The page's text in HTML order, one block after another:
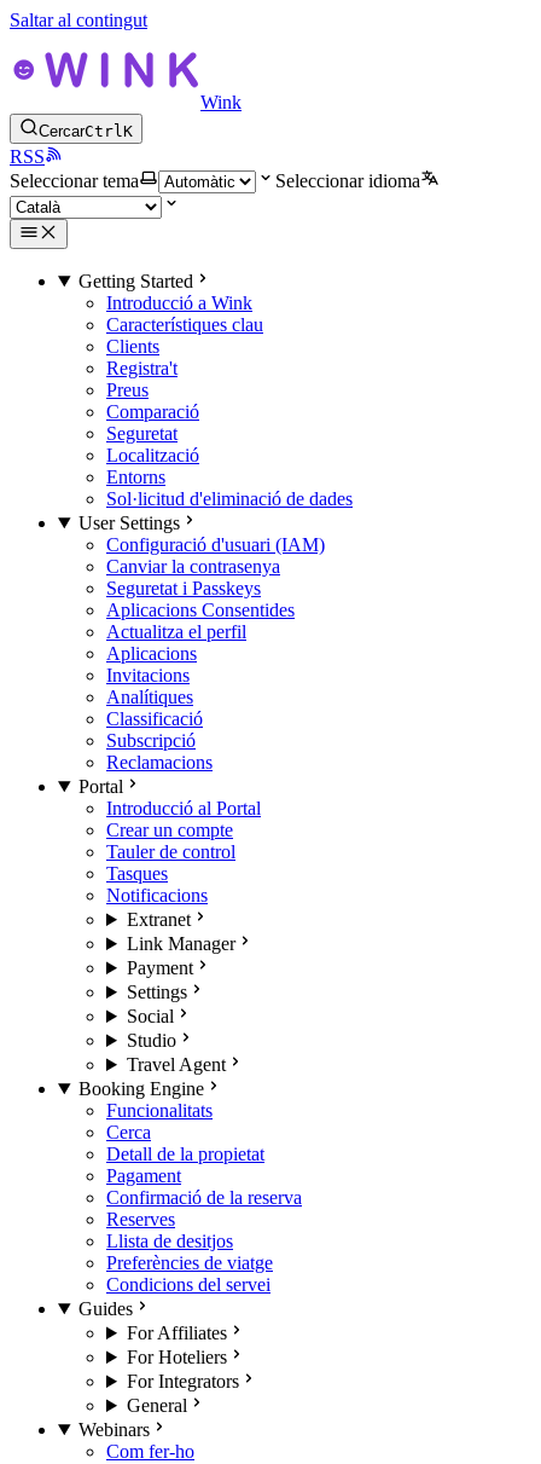
Saltar al contingut
Wink
CercarCtrlK
RSS
Seleccionar tema
Seleccionar idioma
Getting Started
Introducció a Wink
Característiques clau
Clients
Registra't
Preus
Comparació
Seguretat
Localització
Entorns
Sol·licitud d'eliminació de dades
User Settings
Configuració d'usuari (IAM)
Canviar la contrasenya
Seguretat i Passkeys
Aplicacions Consentides
Actualitza el perfil
Aplicacions
Invitacions
Analítiques
Classificació
Subscripció
Reclamacions
Portal
Introducció al Portal
Crear un compte
Tauler de control
Tasques
Notificacions
Extranet
Link Manager
Payment
Settings
Social
Studio
Travel Agent
Booking Engine
Funcionalitats
Cerca
Detall de la propietat
Pagament
Confirmació de la reserva
Reserves
Llista de desitjos
Preferències de viatge
Condicions del servei
Guides
For Affiliates
For Hoteliers
For Integrators
General
Webinars
Com fer-ho